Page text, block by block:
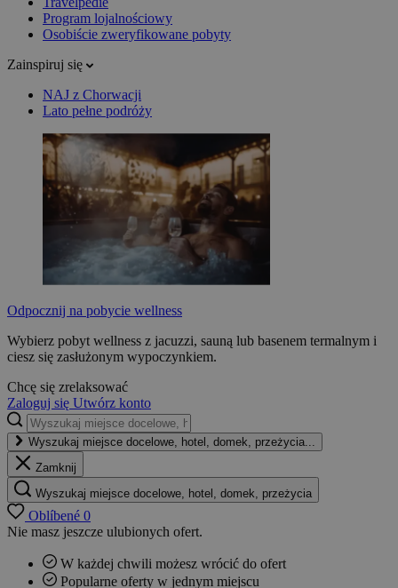
Program lojalnościowy
Osobiście zweryfikowane pobyty
Zainspiruj się
NAJ z Chorwacji
Lato pełne podróży
Odpocznij na pobycie wellness
Wybierz pobyt wellness z jacuzzi, sauną lub basenem termalnym i
ciesz się zasłużonym wypoczynkiem.
Chcę się zrelaksować
Zaloguj się Utwórz konto
Wyszukaj miejsce docelowe, hotel, domek, przeżycia...
Zamknij
Wyszukaj miejsce docelowe, hotel, domek, przeżycia
Oblíbené 0
Nie masz jeszcze ulubionych ofert.
W każdej chwili możesz wrócić do ofert
Popularne oferty w jednym miejscu